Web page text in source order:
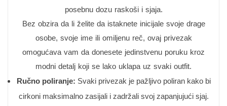
posebnu dozu raskoši i sjaja.
Bez obzira da li želite da istaknete inicijale svoje drage
osobe, svoje ime ili omiljenu reč, ovaj privezak
omogućava vam da donesete jedinstvenu poruku kroz
modni detalj koji se lako uklapa uz svaki outfit.
Ručno poliranje: Svaki privezak je pažljivo poliran kako bi
cirkoni maksimalno zasijali i zadržali svoj zapanjujući sjaj.